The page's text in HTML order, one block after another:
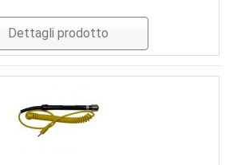
Dettagli prodotto